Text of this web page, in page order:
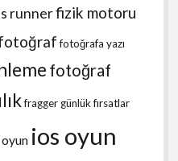
runnerfizik motoru
fotoğrafa yazı
fotoğraf
fraggergünlük fırsatlar
ios oyun